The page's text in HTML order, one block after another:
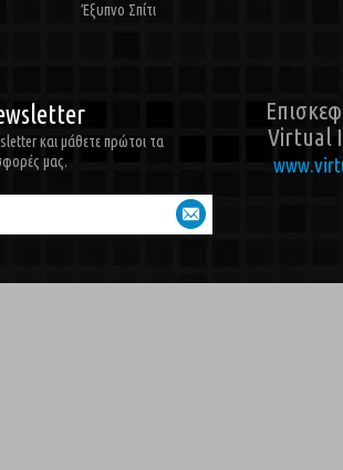
Έξυπνο Σπίτι
και μάθετε πρώτοι τα
μας.
Virtual